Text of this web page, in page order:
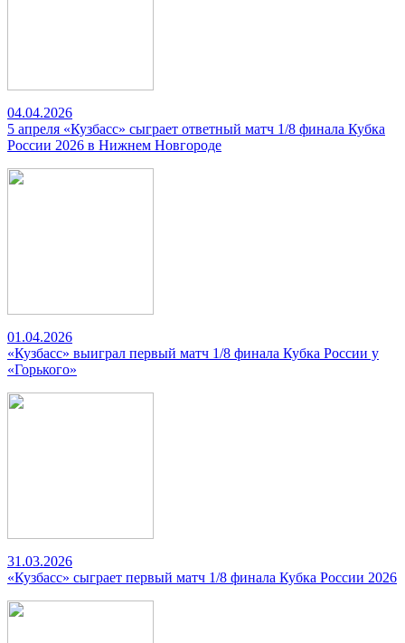
04.04.2026
5 апреля «Кузбасс» сыграет ответный матч 1/8 финала Кубка
России 2026 в Нижнем Новгороде
01.04.2026
«Кузбасс» выиграл первый матч 1/8 финала Кубка России у
«Горького»
31.03.2026
«Кузбасс» сыграет первый матч 1/8 финала Кубка России 2026